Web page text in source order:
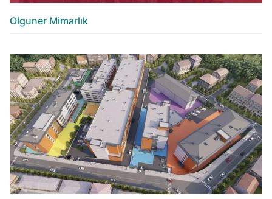
Olguner Mimarlık